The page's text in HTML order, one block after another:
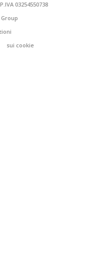
03254550738
Group
sui cookie